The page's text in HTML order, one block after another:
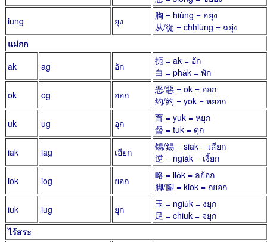
iung
ยุง
胸 = hiûng = ฮยุง
从/從 = chhiùng = ฉยุ่ง
แม่กก
ak
ag อัก
扼 = ak = อัก
白 = pha̍k = พัก
ok
og ออก
恶/惡 = ok = ออก
约/約 = yok = หยอก
uk
ug อุก
育 = yuk = หยุก
督 = tuk = ตุก
iak
iag เอียก
锡/錫 = siak = เสียก
逆 = ngia̍k = เงี้ยก
iok
iog ยอก
略 = lio̍k = ลย้อก
脚/腳 = kiok = กยอก
iuk
iug ยุก
玉 = ngiu̍k = งยุก
足 = chiuk = จยุก
ไร้สระ